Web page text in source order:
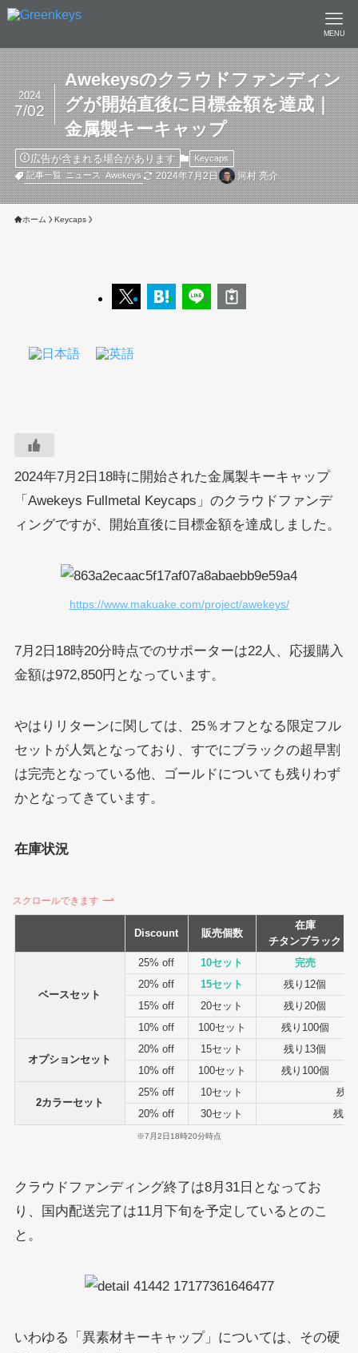
MENU
Awekeysのクラウドファンディン
グが開始直後に目標金額を達成｜
金属製キーキャップ
2024
7/02
広告が含まれる場合があります
Keycaps
記事一覧 ニュース Awekeys 2024年7月2日 河村 亮介
ホーム Keycaps
2024年7月2日18時に開始された金属製キーキャップ
「Awekeys Fullmetal Keycaps」のクラウドファンデ
ィングですが、開始直後に目標金額を達成しました。
https://www.makuake.com/project/awekeys/
7月2日18時20分時点でのサポーターは22人、応援購入
金額は972,850円となっています。
やはりリターンに関しては、25％オフとなる限定フル
セットが人気となっており、すでにブラックの超早割
は完売となっている他、ゴールドについても残りわず
かとなってきています。
在庫状況
スクロールできます
Discount 販売個数
在庫
チタンブラック
ベースセット
25% off 10セット
完売
20% off
15セット
残り12個
15% off
20セット
残り20個
10% off
100セット 残り100個
オプションセット
20% off 15セット
残り13個
10% off
100セット 残り100個
2カラーセット
25% off 10セット
残
20% off
30セット 残り
※7月2日18時20分時点
クラウドファンディング終了は8月31日となってお
り、国内配送完了は11月下旬を予定しているとのこ
と。
いわゆる「異素材キーキャップ」については、その硬